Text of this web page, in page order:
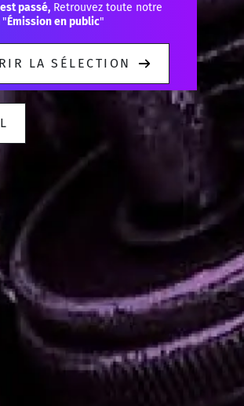
passé, Retrouvez toute notre
"Émission en public"
LA SÉLECTION